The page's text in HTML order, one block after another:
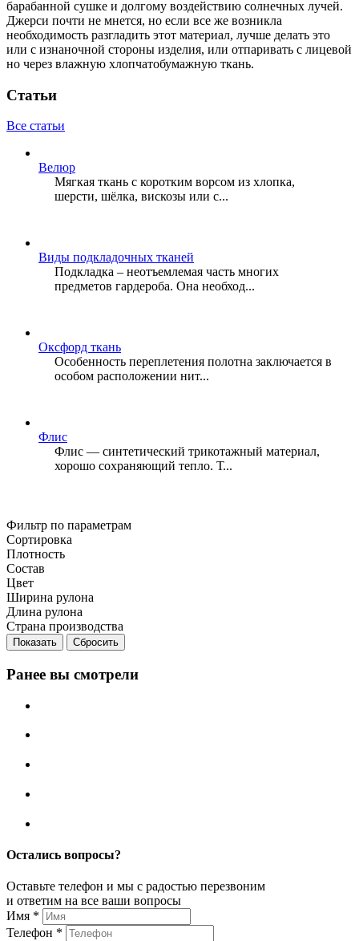
барабанной сушке и долгому воздействию солнечных лучей.
Джерси почти не мнется, но если все же возникла
необходимость разгладить этот материал, лучше делать это
или с изнаночной стороны изделия, или отпаривать с лицевой
но через влажную хлопчатобумажную ткань.
Статьи
Все статьи
Велюр
Мягкая ткань с коротким ворсом из хлопка,
шерсти, шёлка, вискозы или с...
Виды подкладочных тканей
Подкладка – неотъемлемая часть многих
предметов гардероба. Она необход...
Оксфорд ткань
Особенность переплетения полотна заключается в
особом расположении нит...
Флис
Флис — синтетический трикотажный материал,
хорошо сохраняющий тепло. Т...
Фильтр по параметрам
Сортировка
Плотность
Состав
Цвет
Ширина рулона
Длина рулона
Страна производства
Сбросить
Ранее вы смотрели
Остались вопросы?
Оставьте телефон и мы с радостью перезвоним
и ответим на все ваши вопросы
Имя *
Телефон *